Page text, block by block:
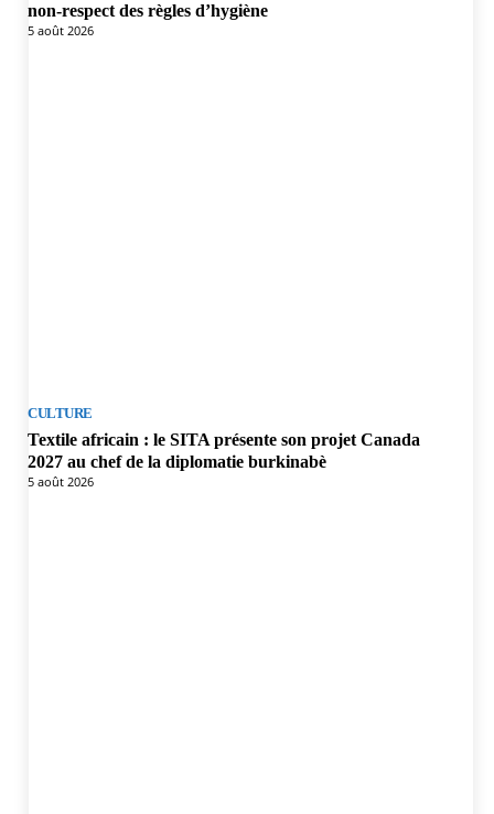
non-respect des règles d’hygiène
5 août 2026
CULTURE
Textile africain : le SITA présente son projet Canada
2027 au chef de la diplomatie burkinabè
5 août 2026